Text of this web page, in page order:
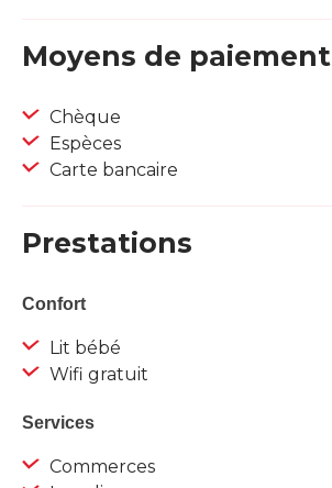
Moyens de paiement
Chèque
Espèces
Carte bancaire
Prestations
Confort
Lit bébé
Wifi gratuit
Services
Commerces